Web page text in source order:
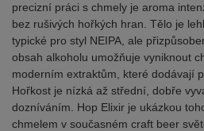
precizní práci s chmely je aroma
bez rušivých hořkých hran. Tělo je
typické pro styl NEIPA, ale
obsah alkoholu umožňuje vyniknout
moderním extraktům, které dodávají
Hořkost je nízká až střední, dobře
dozníváním. Hop Elixir je ukázkou
chmelem v současném craft beer